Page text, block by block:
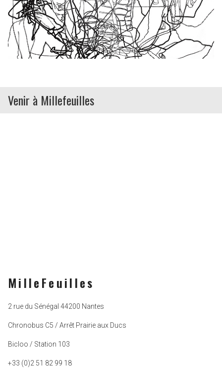
Venir à Millefeuilles
MilleFeuilles
2 rue du Sénégal 44200 Nantes
Chronobus C5 / Arrêt Prairie aux Ducs
Bicloo / Station 103
+33 (0)2 51 82 99 18